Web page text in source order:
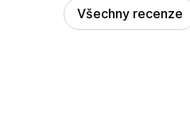
Všechny recenze